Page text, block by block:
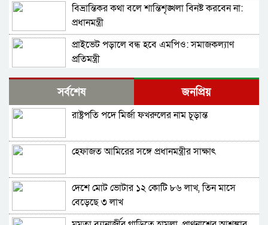
বিভ্রান্তিকর কথা বলে শান্তিশৃঙ্খলা বিনষ্ট করবেন না:
প্রধানমন্ত্রী
প্রাইভেট পড়ালে বন্ধ হবে এমপিও: সমাজকল্যাণ
প্রতিমন্ত্রী
ড্যাবের প্রতিষ্ঠাবার্ষিকীতে চিকিৎসক সমাবেশের
উদ্বোধন করলেন প্রধানমন্ত্রী
দেশের ২৩তম রাষ্ট্রপতি কে হচ্ছেন? আলোচনায় আছেন
জাতীয় সংসদের বিশেষ অধিবেশন ডাকা হচ্ছে
বগুড়ায় ও সিলেটে দুই ঘণ্টার ব্যবধানে সড়ক দুর্ঘটনায়
শিশুসহ প্রাণ গেল ১৫ জনের
সর্বশেষ জনপ্রিয়
রাষ্ট্রপতি পদে মির্জা ফখরুলের নাম চূড়ান্ত
হেফাজত আমিরের সঙ্গে প্রধানমন্ত্রীর সাক্ষাৎ
দেশে মোট ভোটার ১২ কোটি ৮৬ লাখ, তিন মাসে
বেড়েছে ৩ লাখ